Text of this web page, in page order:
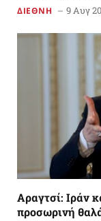
ΔΙΕΘΝΗ 9 Αυγ
Αραγτσί: Ιράν
προσωρινή